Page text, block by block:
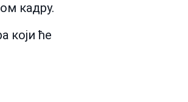
кадру.
који ће